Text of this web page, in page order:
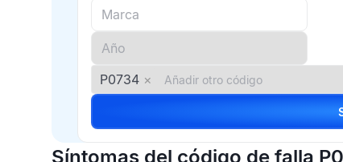
P0734 ×
Síntomas del código de falla